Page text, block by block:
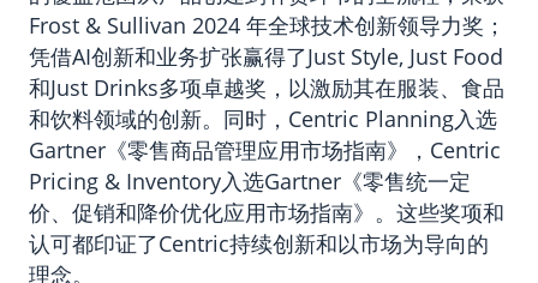
Frost & Sullivan 2024 年全球技术创新领导力奖；
凭借AI创新和业务扩张赢得了Just Style, Just Food
和Just Drinks多项卓越奖，以激励其在服装、食品
和饮料领域的创新。同时，Centric Planning入选
Gartner《零售商品管理应用市场指南》，Centric
Pricing & Inventory入选Gartner《零售统一定
价、促销和降价优化应用市场指南》。这些奖项和
认可都印证了Centric持续创新和以市场为导向的
理念。